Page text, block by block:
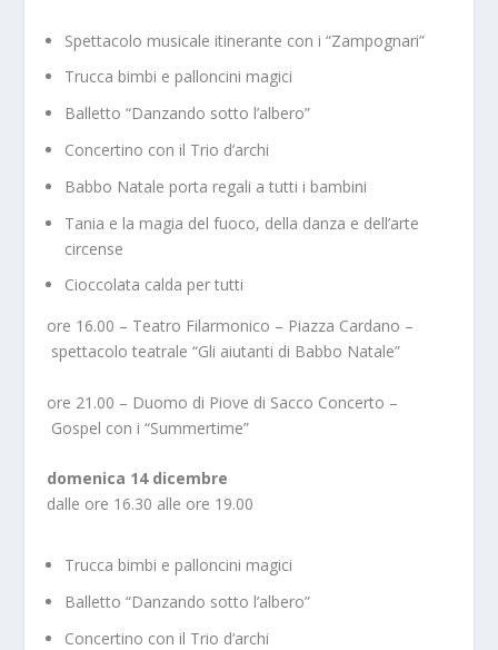
Spettacolo musicale itinerante con i “Zampognari”
Trucca bimbi e palloncini magici
Balletto “Danzando sotto l’albero”
Concertino con il Trio d’archi
Babbo Natale porta regali a tutti i bambini
Tania e la magia del fuoco, della danza e dell’arte
circense
Cioccolata calda per tutti
ore 16.00 – Teatro Filarmonico – Piazza Cardano –
spettacolo teatrale “Gli aiutanti di Babbo Natale”
ore 21.00 – Duomo di Piove di Sacco Concerto –
Gospel con i “Summertime”
domenica 14 dicembre
dalle ore 16.30 alle ore 19.00
Trucca bimbi e palloncini magici
Balletto “Danzando sotto l’albero”
Concertino con il Trio d’archi